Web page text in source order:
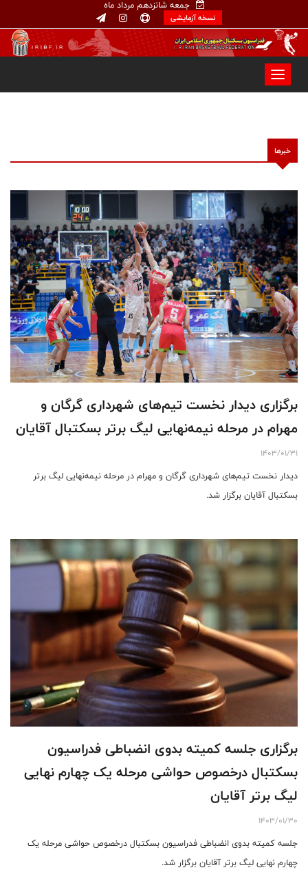
جمعه شانزدهم مرداد ماه
نسخه آزمایشی
خبرها
برگزاری دیدار نخست تیم‌های شهرداری گرگان و
مهرام در مرحله نیمه‌نهایی لیگ برتر بسکتبال آقایان
1403/01/31
دیدار نخست تیم‌های شهرداری گرگان و مهرام در مرحله نیمه‌نهایی لیگ برتر
بسکتبال آقایان برگزار شد.
برگزاری جلسه کمیته بدوی انضباطی فدراسیون
بسکتبال درخصوص حواشی مرحله یک چهارم نهایی
لیگ برتر آقایان
1403/01/30
جلسه کمیته بدوی انضباطی فدراسیون بسکتبال درخصوص حواشی مرحله یک
چهارم نهایی لیگ برتر آقایان برگزار شد.